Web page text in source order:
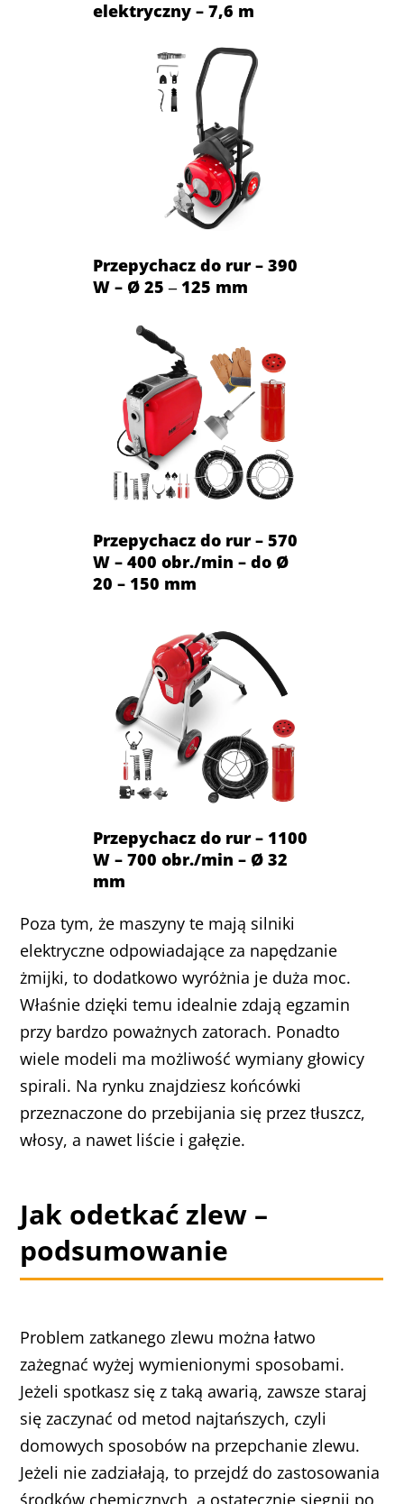
elektryczny – 7,6 m
Przepychacz do rur – 390
W – Ø 25 ‒ 125 mm
Przepychacz do rur – 570
W – 400 obr./min – do Ø
20 – 150 mm
Przepychacz do rur – 1100
W – 700 obr./min – Ø 32
mm
Poza tym, że maszyny te mają silniki
elektryczne odpowiadające za napędzanie
żmijki, to dodatkowo wyróżnia je duża moc.
Właśnie dzięki temu idealnie zdają egzamin
przy bardzo poważnych zatorach. Ponadto
wiele modeli ma możliwość wymiany głowicy
spirali. Na rynku znajdziesz końcówki
przeznaczone do przebijania się przez tłuszcz,
włosy, a nawet liście i gałęzie.
Jak odetkać zlew –
podsumowanie
Problem zatkanego zlewu można łatwo
zażegnać wyżej wymienionymi sposobami.
Jeżeli spotkasz się z taką awarią, zawsze staraj
się zaczynać od metod najtańszych, czyli
domowych sposobów na przepchanie zlewu.
Jeżeli nie zadziałają, to przejdź do zastosowania
środków chemicznych, a ostatecznie sięgnij po